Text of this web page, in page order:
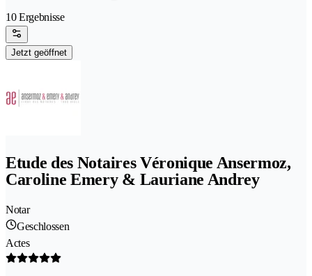
10 Ergebnisse
Jetzt geöffnet
Etude des Notaires Véronique Ansermoz,
Caroline Emery & Lauriane Andrey
Notar
Geschlossen
Actes